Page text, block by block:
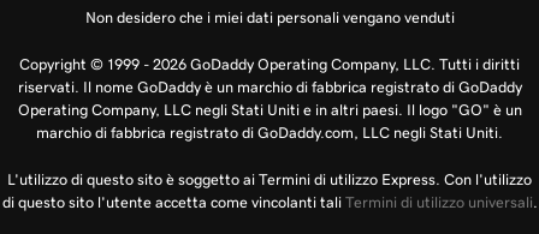
Non desidero che i miei dati personali vengano venduti
Copyright © 1999 - 2026 GoDaddy Operating Company, LLC. Tutti i diritti
riservati. Il nome GoDaddy è un marchio di fabbrica registrato di GoDaddy
Operating Company, LLC negli Stati Uniti e in altri paesi. Il logo "GO" è un
marchio di fabbrica registrato di GoDaddy.com, LLC negli Stati Uniti.
L'utilizzo di questo sito è soggetto ai Termini di utilizzo Express. Con l'utilizzo
di questo sito l'utente accetta come vincolanti tali Termini di utilizzo universali